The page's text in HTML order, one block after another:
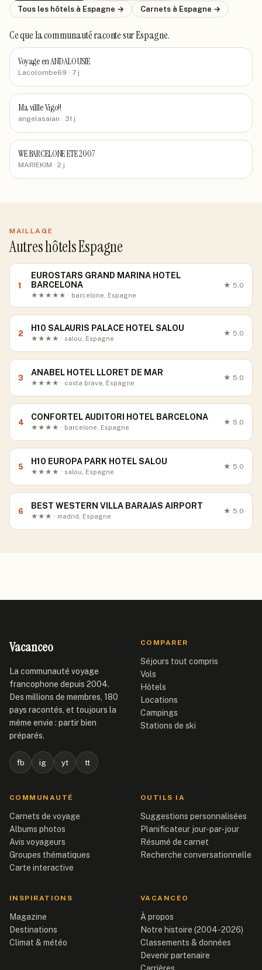
Tous les hôtels à Espagne → Carnets à Espagne →
Ce que la communauté racontesur Espagne.
Voyage en ANDALOUSIE
Lacolombe69 · 7 j
Ma villle Vigo!!
angelasaian · 31 j
WE BARCELONE ETE 2007
MARIEKIM · 2 j
MAILLAGE
Autres hôtels Espagne
1
EUROSTARS GRAND MARINA HOTEL
BARCELONA
★★★★★ · barcelone, Espagne
★ 5.0
2
H10 SALAURIS PALACE HOTEL SALOU
★★★★ · salou, Espagne
★ 5.0
3
ANABEL HOTEL LLORET DE MAR
★★★★ · costa brava, Espagne
★ 5.0
4
CONFORTEL AUDITORI HOTEL BARCELONA
★★★★ · barcelone, Espagne
★ 5.0
5
H10 EUROPA PARK HOTEL SALOU
★★★★ · salou, Espagne
★ 5.0
6
BEST WESTERN VILLA BARAJAS AIRPORT
★★★ · madrid, Espagne
★ 5.0
Vacanceo
La communauté voyage
francophone depuis 2004.
Des millions de membres, 180
pays racontés, et toujours la
même envie : partir bien
préparés.
fb ig yt tt
COMPARER
Séjours tout compris
Vols
Hôtels
Locations
Campings
Stations de ski
COMMUNAUTÉ
Carnets de voyage
Albums photos
Avis voyageurs
Groupes thématiques
Carte interactive
OUTILS IA
Suggestions personnalisées
Planificateur jour-par-jour
Résumé de carnet
Recherche conversationnelle
INSPIRATIONS
Magazine
Destinations
Climat & météo
VACANCEO
À propos
Notre histoire (2004-2026)
Classements & données
Devenir partenaire